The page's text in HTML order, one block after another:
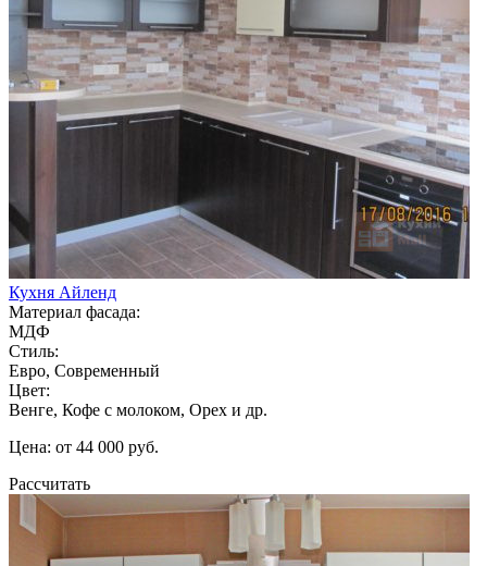
Кухня Айленд
Материал фасада:
МДФ
Стиль:
Евро, Современный
Цвет:
Венге, Кофе с молоком, Орех и др.
Цена: от 44 000 руб.
Рассчитать